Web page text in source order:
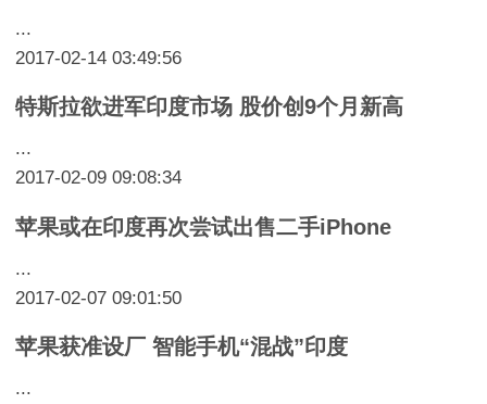
...
2017-02-14 03:49:56
特斯拉欲进军印度市场 股价创9个月新高
...
2017-02-09 09:08:34
苹果或在印度再次尝试出售二手iPhone
...
2017-02-07 09:01:50
苹果获准设厂 智能手机“混战”印度
...